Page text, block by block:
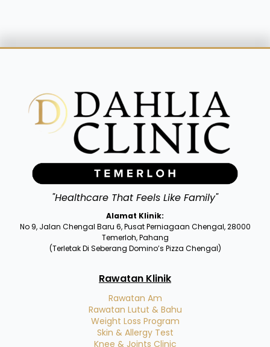
"Healthcare That Feels Like Family"
Alamat Klinik:
No 9, Jalan Chengal Baru 6, Pusat Perniagaan Chengal, 28000
Temerloh, Pahang
(Terletak Di Seberang Domino’s Pizza Chengal)
Rawatan Klinik
Rawatan Am
Rawatan Lutut & Bahu
Weight Loss Program
Skin & Allergy Test
Knee & Joints Clinic